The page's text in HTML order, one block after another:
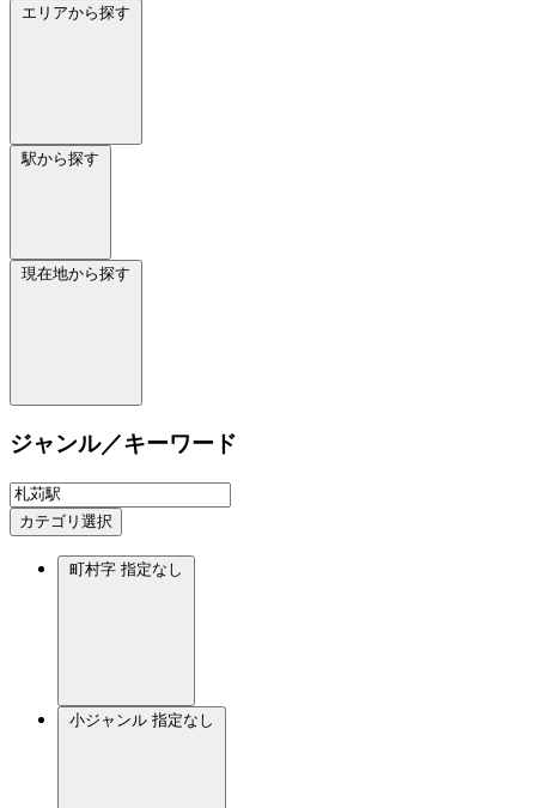
エリアから探す
駅から探す
現在地から探す
ジャンル／キーワード
カテゴリ選択
町村字 指定なし
小ジャンル 指定なし